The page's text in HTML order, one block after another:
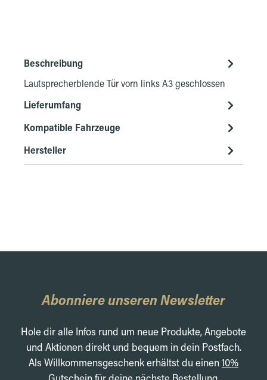
Beschreibung
Lautsprecherblende Tür vorn links A3 geschlossen
Lieferumfang
Kompatible Fahrzeuge
Hersteller
Abonniere unseren Newsletter
Hole dir alle Infos rund um neue Produkte, Angebote
und Aktionen direkt und bequem in dein Postfach.
Als Willkommensgeschenk erhältst du einen10%